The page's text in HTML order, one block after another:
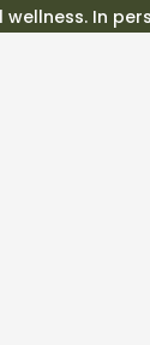
In